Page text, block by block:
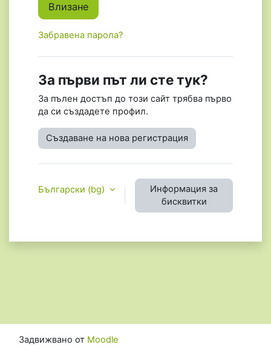
Влизане
Забравена парола?
За първи път ли сте тук?
За пълен достъп до този сайт трябва първо
да си създадете профил.
Създаване на нова регистрация
Български ‎(bg)‎
Информация за
бисквитки
Задвижвано от Moodle